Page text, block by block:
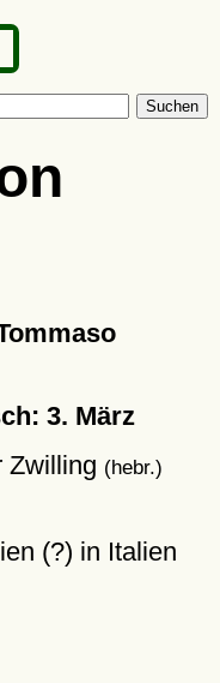
Suchen
3. März
Zwilling (hebr.)
(?) in Italien